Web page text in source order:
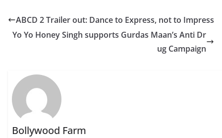
ABCD 2 Trailer out: Dance to Express, not to Impress
Yo Yo Honey Singh supports Gurdas Maan’s Anti Dr
ug Campaign
Bollywood Farm